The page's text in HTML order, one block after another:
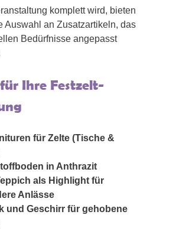
komplett wird, bieten
Auswahl an Zusatzartikeln, das
Bedürfnisse angepasst
Ihre Festzelt-
für Zelte (Tische &
in Anthrazit
als Highlight für
Anlässe
und Geschirr für gehobene